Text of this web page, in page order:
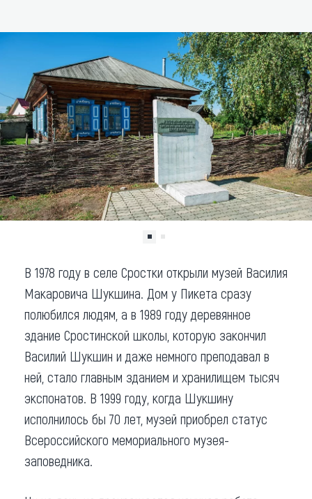
О регионе
Коллекция впечатлений
Другие рубрики
В 1978 году в селе Сростки открыли музей Василия
Макаровича Шукшина. Дом у Пикета сразу
полюбился людям, а в 1989 году деревянное
здание Сростинской школы, которую закончил
Василий Шукшин и даже немного преподавал в
ней, стало главным зданием и хранилищем тысяч
экспонатов. В 1999 году, когда Шукшину
исполнилось бы 70 лет, музей приобрел статус
Всероссийского мемориального музея-
заповедника.